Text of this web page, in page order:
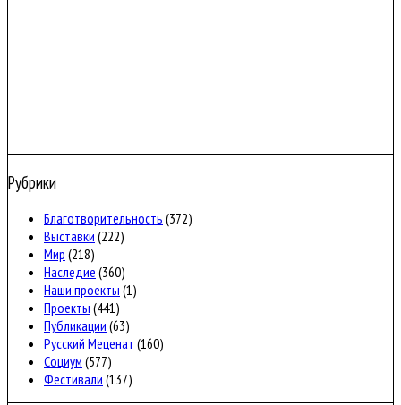
Рубрики
Благотворительность (372)
Выставки (222)
Мир (218)
Наследие (360)
Наши проекты (1)
Проекты (441)
Публикации (63)
Русский Меценат (160)
Социум (577)
Фестивали (137)